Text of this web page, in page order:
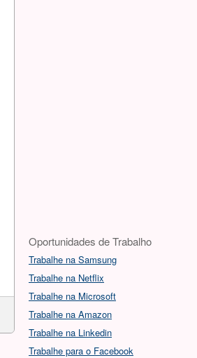
Oportunidades de Trabalho
Trabalhe na Samsung
Trabalhe na Netflix
Trabalhe na Microsoft
Trabalhe na Amazon
Trabalhe na Linkedin
Trabalhe para o Facebook